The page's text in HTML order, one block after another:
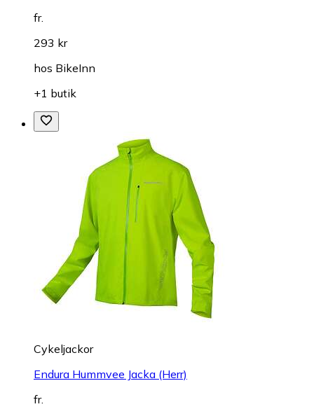
fr.
293 kr
hos BikeInn
+1 butik
Cykeljackor
Endura Hummvee Jacka (Herr)
fr.